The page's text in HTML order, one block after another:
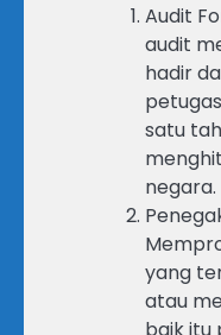
Audit
audit
hadir
satu
negara.
yang
atau